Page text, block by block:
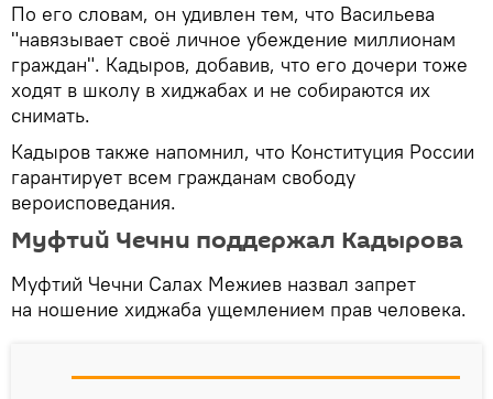
По его словам, он удивлен тем, что Васильева
"навязывает своё личное убеждение миллионам
граждан". Кадыров, добавив, что его дочери тоже
ходят в школу в хиджабах и не собираются их
снимать.
Кадыров также напомнил, что Конституция России
гарантирует всем гражданам свободу
вероисповедания.
Муфтий Чечни поддержал Кадырова
Муфтий Чечни Салах Межиев назвал запрет
на ношение хиджаба ущемлением прав человека.